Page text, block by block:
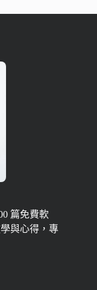
篇免費軟
與心得，專